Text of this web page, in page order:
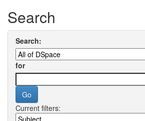
Search
Search:
for
Current filters: